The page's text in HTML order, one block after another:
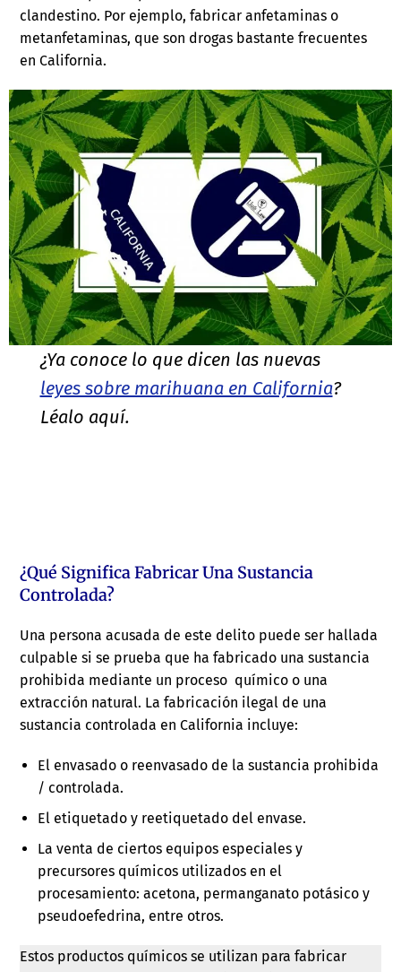
clandestino. Por ejemplo, fabricar anfetaminas o
metanfetaminas, que son drogas bastante frecuentes
en California.
¿Ya conoce lo que dicen las nuevas
leyes sobre marihuana en California?
Léalo aquí.
¿Qué Significa Fabricar Una Sustancia
Controlada?
Una persona acusada de este delito puede ser hallada
culpable si se prueba que ha fabricado una sustancia
prohibida mediante un proceso químico o una
extracción natural. La fabricación ilegal de una
sustancia controlada en California incluye:
El envasado o reenvasado de la sustancia prohibida
/ controlada.
El etiquetado y reetiquetado del envase.
La venta de ciertos equipos especiales y
precursores químicos utilizados en el
procesamiento: acetona, permanganato potásico y
pseudoefedrina, entre otros.
Estos productos químicos se utilizan para fabricar